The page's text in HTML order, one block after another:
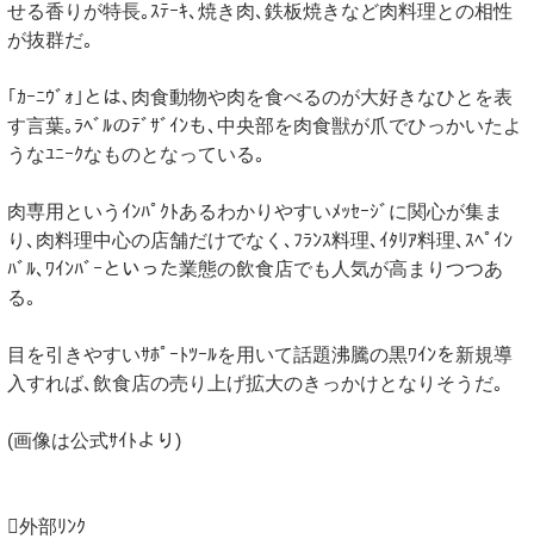
せる香りが特長｡ｽﾃｰｷ､焼き肉､鉄板焼きなど肉料理との相性
が抜群だ｡
｢ｶｰﾆｳﾞｫ｣とは､肉食動物や肉を食べるのが大好きなひとを表
す言葉｡ﾗﾍﾞﾙのﾃﾞｻﾞｲﾝも､中央部を肉食獣が爪でひっかいたよ
うなﾕﾆｰｸなものとなっている｡
肉専用というｲﾝﾊﾟｸﾄあるわかりやすいﾒｯｾｰｼﾞに関心が集ま
り､肉料理中心の店舗だけでなく､ﾌﾗﾝｽ料理､ｲﾀﾘｱ料理､ｽﾍﾟｲﾝ
ﾊﾞﾙ､ﾜｲﾝﾊﾞｰといった業態の飲食店でも人気が高まりつつあ
る｡
目を引きやすいｻﾎﾟｰﾄﾂｰﾙを用いて話題沸騰の黒ﾜｲﾝを新規導
入すれば､飲食店の売り上げ拡大のきっかけとなりそうだ｡
(画像は公式ｻｲﾄより)
外部ﾘﾝｸ